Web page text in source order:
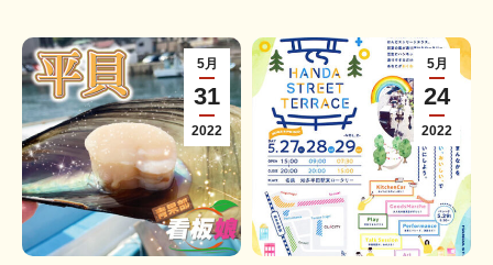
5月
31
2022
5月
24
2022